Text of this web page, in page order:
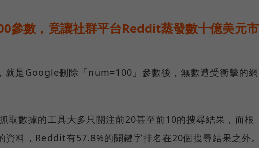
參數，竟讓社群平台Reddit蒸發數十億美元市
就是Google刪除「num=100」參數後，無數遭受衝擊的網
取數據的工具大多只關注前20甚至前10的搜尋結果，而根
料，Reddit有57.8%的關鍵字排名在20個搜尋結果之外